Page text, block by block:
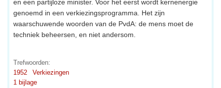
en een partijloze minister. Voor het eerst wordt kernenergie
genoemd in een verkiezingsprogramma. Het zijn
waarschuwende woorden van de PvdA: de mens moet de
techniek beheersen, en niet andersom.
Trefwoorden:
1952
Verkiezingen
1 bijlage